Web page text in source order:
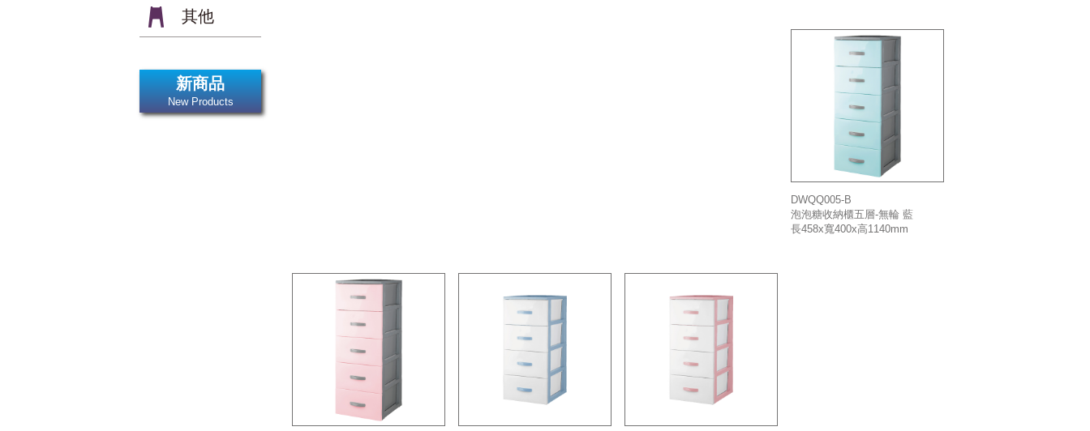
其他
新商品
New Products
DWQQ005-B
泡泡糖收納櫃五層-無輪 藍
長458x寬400x高1140mm